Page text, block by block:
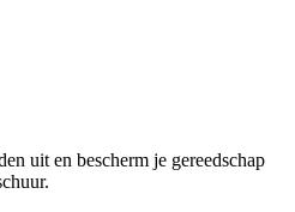
uit en bescherm je gereedschap